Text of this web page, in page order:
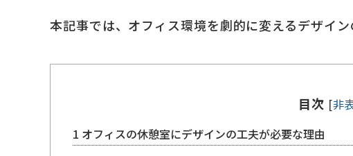
本記事では、オフィス環境を劇的に変えるデザイン
目次 [非
1 オフィスの休憩室にデザインの工夫が必要な理由